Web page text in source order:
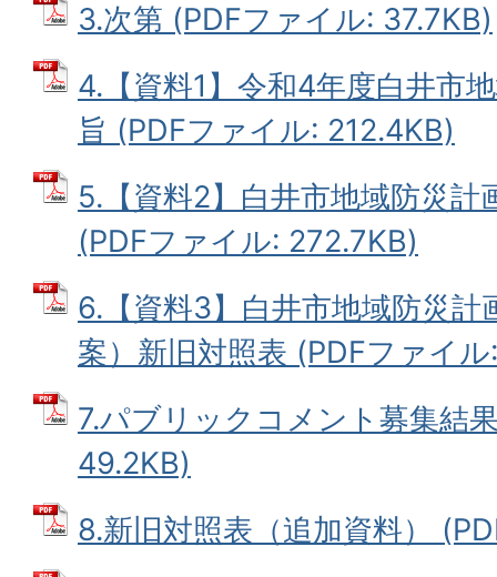
3.次第 (PDFファイル: 37.7KB)
4.【資料1】令和4年度白井市
旨 (PDFファイル: 212.4KB)
5.【資料2】白井市地域防災計
(PDFファイル: 272.7KB)
6.【資料3】白井市地域防災計
案）新旧対照表 (PDFファイ
7.パブリックコメント募集結
49.2KB)
8.新旧対照表（追加資料）